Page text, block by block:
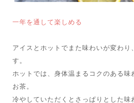
一年を通して楽しめる
アイスとホットでまた味わいが変わり
す。
ホットでは、身体温まるコクのある味
お茶。
冷やしていただくとさっぱりとした味